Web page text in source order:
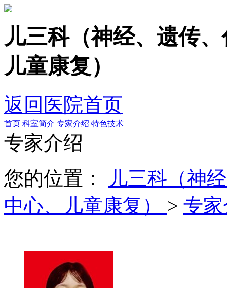
儿三科（神经、遗传
儿童康复）
返回医院首页
首页 科室简介 专家介绍 特色技术
专家介绍
您的位置：
儿三科（神
中心、儿童康复） > 专